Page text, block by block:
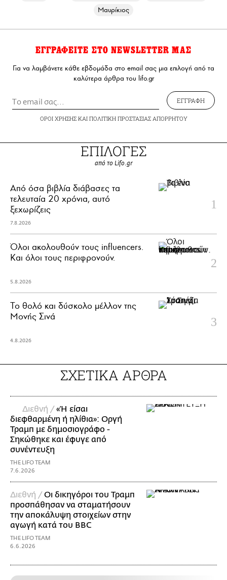
Μαυρίκιος
ΕΓΓΡΑΦΕΙΤΕ ΣΤΟ NEWSLETTER ΜΑΣ
Για να λαμβάνετε κάθε εβδομάδα στο email σας μια επιλογή από τα
καλύτερα άρθρα του lifo.gr
ΕΓΓΡΑΦΗ
ΟΡΟΙ ΧΡΗΣΗΣΚΑΙ ΠΟΛΙΤΙΚΗ ΠΡΟΣΤΑΣΙΑΣ ΑΠΟΡΡΗΤΟΥ
ΕΠΙΛΟΓΕΣ
από το Lifo.gr
Από όσα βιβλία διάβασες τα
τελευταία 20 χρόνια, αυτό
ξεχωρίζεις
7.8.2026
Όλοι ακολουθούν τους influencers.
Και όλοι τους περιφρονούν.
5.8.2026
Το θολό και δύσκολο μέλλον της
Μονής Σινά
4.8.2026
ΣΧΕΤΙΚΑ ΑΡΘΡΑ
Διεθνή /«Ή είσαι
διεφθαρμένη ή ηλίθια»: Οργή
Τραμπ με δημοσιογράφο -
Σηκώθηκε και έφυγε από
συνέντευξη
THE LIFO TEAM
7.6.2026
Διεθνή /Οι δικηγόροι του Τραμπ
προσπάθησαν να σταματήσουν
την αποκάλυψη στοιχείων στην
αγωγή κατά του BBC
THE LIFO TEAM
6.6.2026